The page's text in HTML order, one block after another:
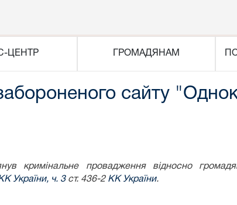
ЦЕНТР ГРОМАДЯНАМ
сайту
кримінальне провадження відносно
України, ч. 3ст. 436-2КК України.